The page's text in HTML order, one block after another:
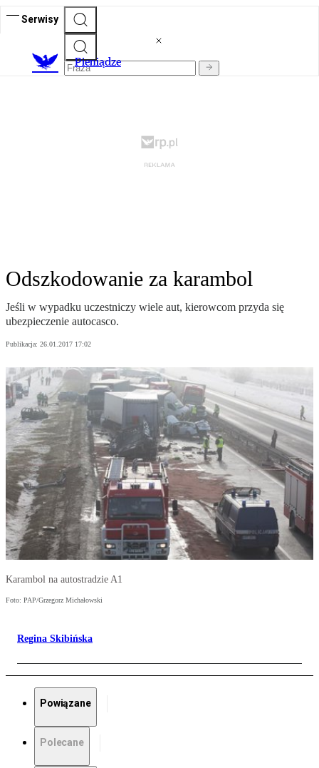
Serwisy
Pieniądze
Odszkodowanie za karambol
Jeśli w wypadku uczestniczy wiele aut, kierowcom przyda się
ubezpieczenie autocasco.
Publikacja: 26.01.2017 17:02
Karambol na autostradzie A1
Foto: PAP/Grzegorz Michałowski
Regina Skibińska
Powiązane
Polecane